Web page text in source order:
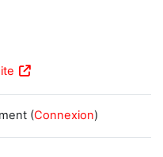
(Connexion)